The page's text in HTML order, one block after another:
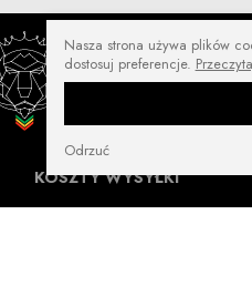
KOSZTY WYSYŁKI
Nasza strona używa plików
dostosuj preferencje.
Odrzuć